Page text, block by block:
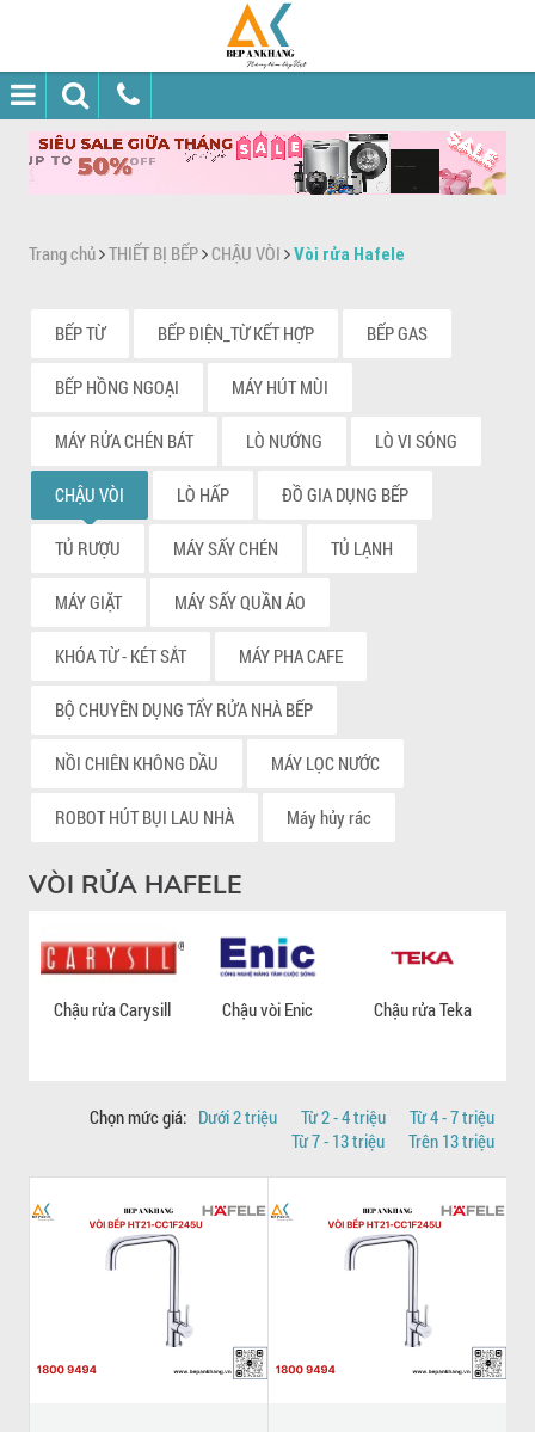
Trang chủ THIẾT BỊ BẾP CHẬU VÒI Vòi rửa Hafele
BẾP TỪ BẾP ĐIỆN_TỪ KẾT HỢP BẾP GAS
BẾP HỒNG NGOẠI MÁY HÚT MÙI
MÁY RỬA CHÉN BÁT LÒ NƯỚNG LÒ VI SÓNG
CHẬU VÒI LÒ HẤP ĐỒ GIA DỤNG BẾP
TỦ RƯỢU MÁY SẤY CHÉN TỦ LẠNH
MÁY GIẶT MÁY SẤY QUẦN ÁO
KHÓA TỪ - KÉT SẮT MÁY PHA CAFE
BỘ CHUYÊN DỤNG TẨY RỬA NHÀ BẾP
NỒI CHIÊN KHÔNG DẦU MÁY LỌC NƯỚC
ROBOT HÚT BỤI LAU NHÀ Máy hủy rác
VÒI RỬA HAFELE
Chậu rửa Carysill Chậu vòi Enic Chậu rửa Teka
Chọn mức giá: Dưới 2 triệu Từ 2 - 4 triệu
Từ 4 - 7 triệu
Từ 7 - 13 triệu
Trên 13 triệu